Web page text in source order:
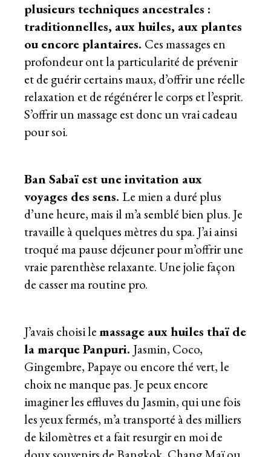
plusieurs techniques ancestrales :
traditionnelles, aux huiles, aux plantes
ou encore plantaires. Ces massages en
profondeur ont la particularité de prévenir
et de guérir certains maux, d’offrir une réelle
relaxation et de régénérer le corps et l’esprit.
S’offrir un massage est donc un vrai cadeau
pour soi.
Ban Sabaï est une invitation aux
voyages des sens. Le mien a duré plus
d’une heure, mais il m’a semblé bien plus. Je
travaille à quelques mètres du spa. J’ai ainsi
troqué ma pause déjeuner pour m’offrir une
vraie parenthèse relaxante. Une jolie façon
de casser ma routine pro.
J’avais choisi lemassage aux huiles thaï de
la marque Panpuri. Jasmin, Coco,
Gingembre, Papaye ou encore thé vert, le
choix ne manque pas. Je peux encore
imaginer les effluves du Jasmin, qui une fois
les yeux fermés, m’a transporté à des milliers
de kilomètres et a fait resurgir en moi de